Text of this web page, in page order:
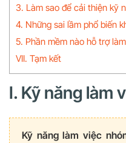
3. Làm sao để cải thiện kỹ
4. Những sai lầm phổ biến
5. Phần mềm nào hỗ trợ
VII. Tạm kết
I. Kỹ năng làm
Kỹ năng làm việc